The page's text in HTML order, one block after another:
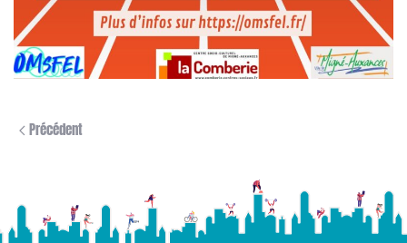
Précédent